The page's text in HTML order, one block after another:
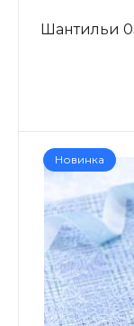
Шантильи
Новинка